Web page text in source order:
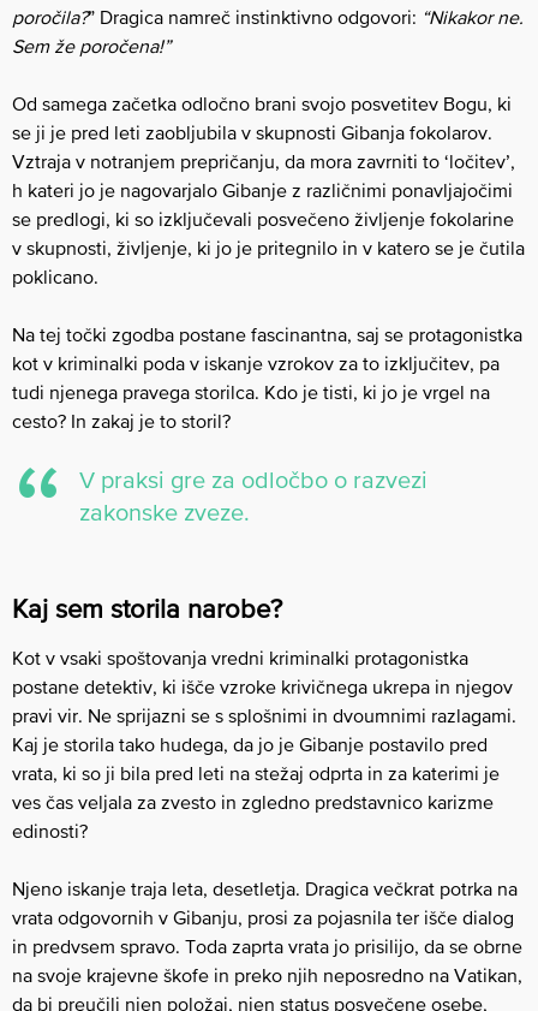
poročila?” Dragica namreč instinktivno odgovori: “Nikakor ne.
Sem že poročena!”
Od samega začetka odločno brani svojo posvetitev Bogu, ki
se ji je pred leti zaobljubila v skupnosti Gibanja fokolarov.
Vztraja v notranjem prepričanju, da mora zavrniti to ‘ločitev’,
h kateri jo je nagovarjalo Gibanje z različnimi ponavljajočimi
se predlogi, ki so izključevali posvečeno življenje fokolarine
v skupnosti, življenje, ki jo je pritegnilo in v katero se je čutila
poklicano.
Na tej točki zgodba postane fascinantna, saj se protagonistka
kot v kriminalki poda v iskanje vzrokov za to izključitev, pa
tudi njenega pravega storilca. Kdo je tisti, ki jo je vrgel na
cesto? In zakaj je to storil?
V praksi gre za odločbo o razvezi
zakonske zveze.
Kaj sem storila narobe?
Kot v vsaki spoštovanja vredni kriminalki protagonistka
postane detektiv, ki išče vzroke krivičnega ukrepa in njegov
pravi vir. Ne sprijazni se s splošnimi in dvoumnimi razlagami.
Kaj je storila tako hudega, da jo je Gibanje postavilo pred
vrata, ki so ji bila pred leti na stežaj odprta in za katerimi je
ves čas veljala za zvesto in zgledno predstavnico karizme
edinosti?
Njeno iskanje traja leta, desetletja. Dragica večkrat potrka na
vrata odgovornih v Gibanju, prosi za pojasnila ter išče dialog
in predvsem spravo. Toda zaprta vrata jo prisilijo, da se obrne
na svoje krajevne škofe in preko njih neposredno na Vatikan,
da bi preučili njen položaj, njen status posvečene osebe,